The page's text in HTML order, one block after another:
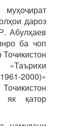
дароз
Абулҳаев
ба чоп
2000)»
як қатор